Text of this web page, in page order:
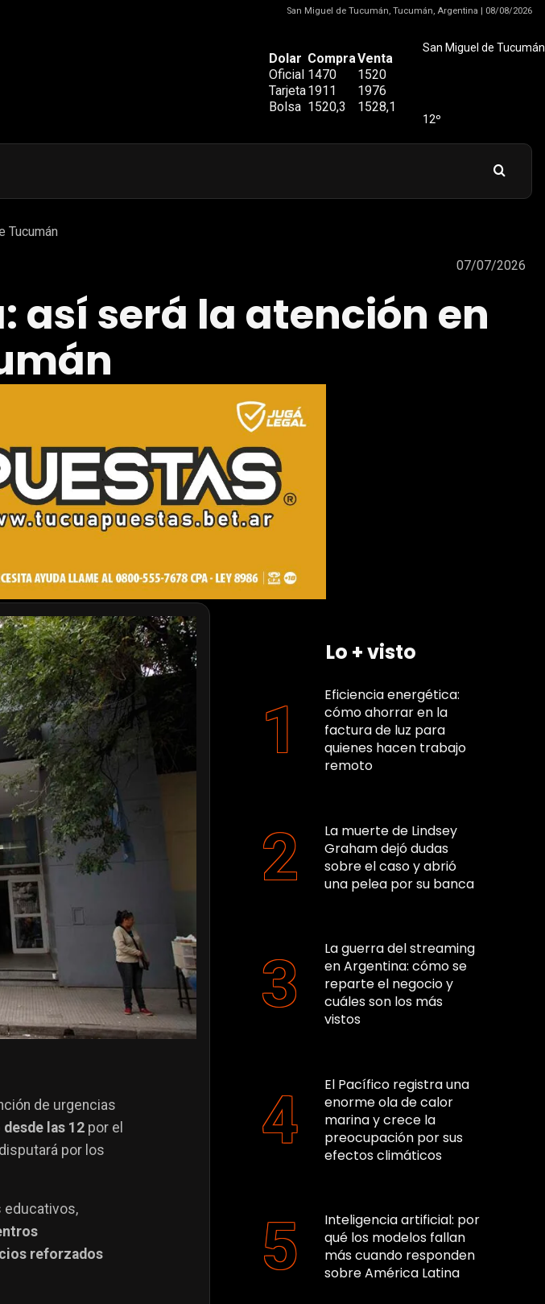
San Miguel de Tucumán, Tucumán, Argentina | 08/08/2026
Dolar CompraVenta
Oficial 1470
1520
Tarjeta1911
1976
Bolsa 1520,3 1528,1
San Miguel de Tucumán
12º
Tucumán
07/07/2026
así será la atención en
de urgencias
las 12 por el
por los
educativos,
reforzados
Lo + visto
Eficiencia energética:
cómo ahorrar en la
factura de luz para
quienes hacen trabajo
remoto
La muerte de Lindsey
Graham dejó dudas
sobre el caso y abrió
una pelea por su banca
La guerra del streaming
en Argentina: cómo se
reparte el negocio y
cuáles son los más
vistos
El Pacífico registra una
enorme ola de calor
marina y crece la
preocupación por sus
efectos climáticos
Inteligencia artificial: por
qué los modelos fallan
más cuando responden
sobre América Latina